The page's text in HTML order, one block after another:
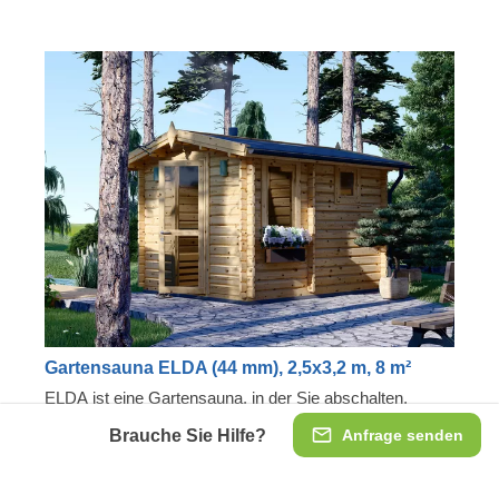
Anfrage senden
Brauche Sie Hilfe?
Gartensauna ELDA (44 mm), 2,5x3,2 m, 8 m²
ELDA ist eine Gartensauna, in der Sie abschalten,
nachdenken und neue Energie für eine strahlende
Zukunft tanken können! Diese detailreiche Anlage mit